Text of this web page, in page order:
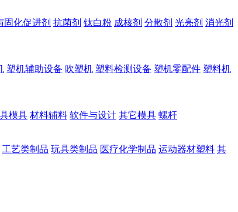
固化促进剂 抗菌剂 钛白粉 成核剂 分散剂 光亮剂 消光剂
塑机辅助设备 吹塑机 塑料检测设备 塑机零配件 塑料机
模具 材料辅料 软件与设计 其它模具 螺杆
工艺类制品 玩具类制品 医疗化学制品 运动器材塑料 其